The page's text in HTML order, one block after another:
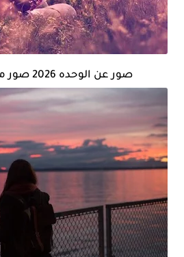
صور عن الوحده 2026 صور معبرة عن العزلة